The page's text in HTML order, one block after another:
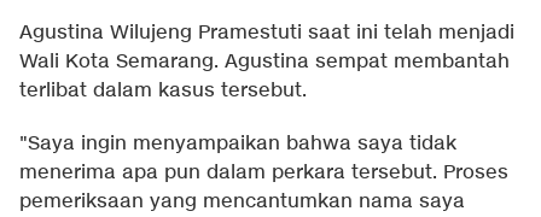
Agustina Wilujeng Pramestuti saat ini telah menjadi
Wali Kota Semarang. Agustina sempat membantah
terlibat dalam kasus tersebut.
"Saya ingin menyampaikan bahwa saya tidak
menerima apa pun dalam perkara tersebut. Proses
pemeriksaan yang mencantumkan nama saya